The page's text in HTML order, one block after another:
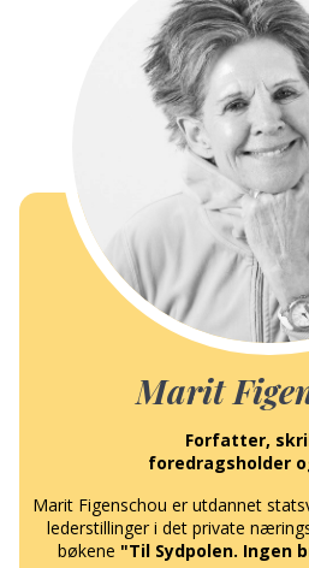
Marit
Forfatter,
foredragsholder
Marit Figenschou er utdannet
lederstillinger i det private
bøkene "Til Sydpolen. Ingen